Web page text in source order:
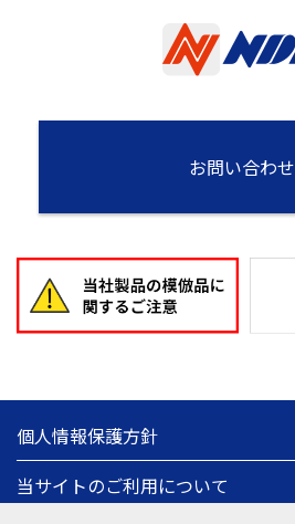
お問い合わせ
個人情報保護方針
当サイトのご利用について